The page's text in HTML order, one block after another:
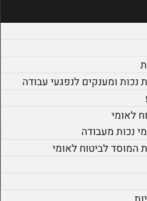
ומענקים לנפגעי עבודה
לאומי
נכות מעבודה
המוסד לביטוח לאומי